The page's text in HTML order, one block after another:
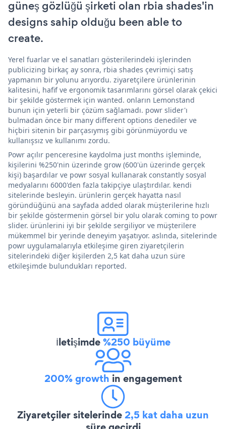
güneş gözlüğü şirketi olan rbia shades'in
designs sahip olduğu been able to
create.
Yerel fuarlar ve el sanatları gösterilerindeki işlerinden
publicizing birkaç ay sonra, rbia shades çevrimiçi satış
yapmanın bir yolunu arıyordu. ziyaretçilere ürünlerinin
kalitesini, hafif ve ergonomik tasarımlarını görsel olarak çekici
bir şekilde göstermek için wanted. onların Lemonstand
bunun için yeterli bir çözüm sağlamadı. powr slider'ı
bulmadan önce bir many different options denediler ve
hiçbiri sitenin bir parçasıymış gibi görünmüyordu ve
kullanışsız ve kullanımı zordu.
Powr açılır penceresine kaydolma just months işleminde,
kişilerini %250'nin üzerinde grow (600'ün üzerinde gerçek
kişi) başardılar ve powr sosyal kullanarak constantly sosyal
medyalarını 6000'den fazla takipçiye ulaştırdılar. kendi
sitelerinde besleyin. ürünlerin gerçek hayatta nasıl
göründüğünü ana sayfada added olarak müşterilerine hızlı
bir şekilde göstermenin görsel bir yolu olarak coming to powr
slider. ürünlerini iyi bir şekilde sergiliyor ve müşterilere
mükemmel bir yerinde deneyim yaşatıyor. aslında, sitelerinde
powr uygulamalarıyla etkileşime giren ziyaretçilerin
sitelerindeki diğer kişilerden 2,5 kat daha uzun süre
etkileşimde bulundukları reported.
İletişimde%250 büyüme
200% growth in engagement
Ziyaretçiler sitelerinde2,5 kat daha uzun